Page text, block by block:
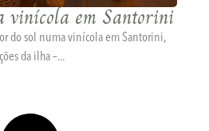
vinícola em Santorini
do sol numa vinícola em Santorini,
da ilha –...